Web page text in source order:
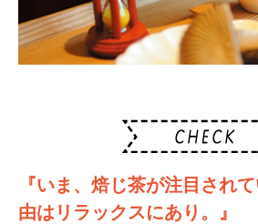
『いま、焙じ茶が注目され
由はリラックスにあり。』